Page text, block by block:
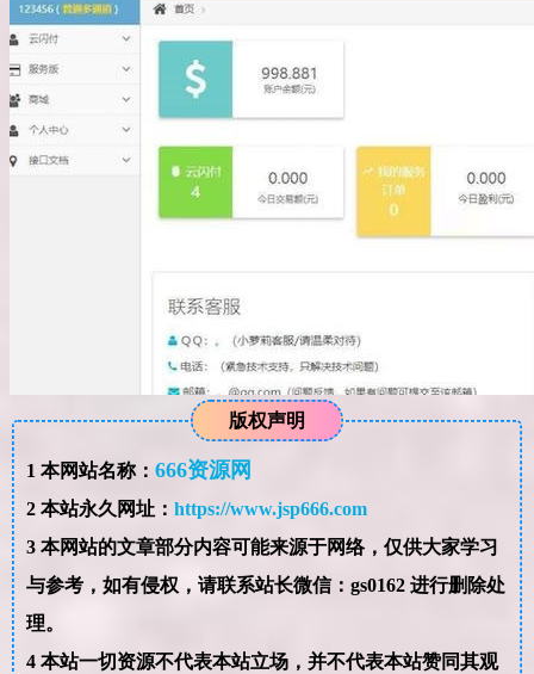
版权声明
1 本网站名称： 666资源网
2本站永久网址： https://www.jsp666.com
3本网站的文章部分内容可能来源于网络，仅供大家学习
与参考，如有侵权，请联系站长微信：gs0162 进行删除处
理。
4本站一切资源不代表本站立场，并不代表本站赞同其观